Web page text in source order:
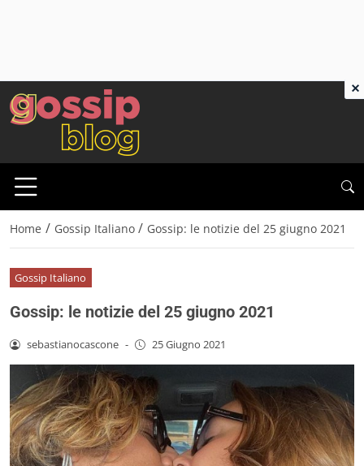
Home / Gossip Italiano / Gossip: le notizie del 25 giugno 2021
Gossip Italiano
Gossip: le notizie del 25 giugno 2021
sebastianocascone - 25 Giugno 2021
×